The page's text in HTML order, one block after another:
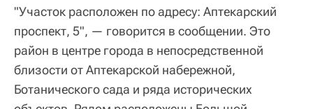
"Участок расположен по адресу: Аптекарский
проспект, 5", — говорится в сообщении. Это
район в центре города в непосредственной
близости от Аптекарской набережной,
Ботанического сада и ряда исторических